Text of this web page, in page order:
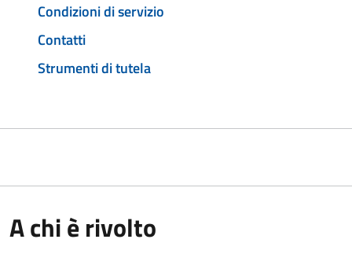
Condizioni di servizio
Contatti
Strumenti di tutela
A chi è rivolto